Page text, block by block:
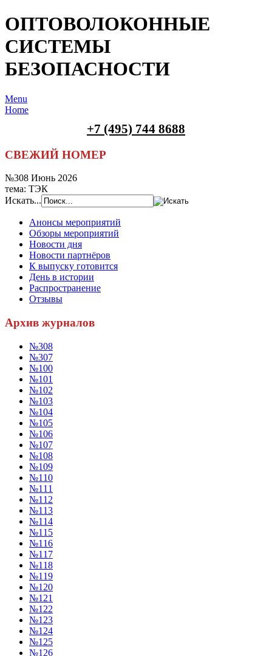
ОПТОВОЛОКОННЫЕ
СИСТЕМЫ
БЕЗОПАСНОСТИ
Menu
Home
+7 (495) 744 8688
СВЕЖИЙ НОМЕР
№308 Июнь 2026
тема: ТЭК
Искать...
Анонсы мероприятий
Обзоры мероприятий
Новости дня
Новости партнёров
К выпуску готовится
День в истории
Распространение
Отзывы
Архив журналов
№308
№307
№100
№101
№102
№103
№104
№105
№106
№107
№108
№109
№110
№111
№112
№113
№114
№115
№116
№117
№118
№119
№120
№121
№122
№123
№124
№125
№126